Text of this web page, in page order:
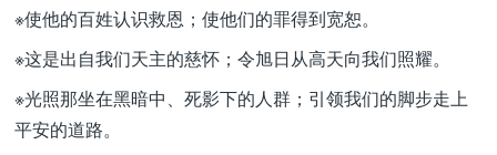
※使他的百姓认识救恩；使他们的罪得到宽恕。
※这是出自我们天主的慈怀；令旭日从高天向我们照耀。
※光照那坐在黑暗中、死影下的人群；引领我们的脚步走上
平安的道路。